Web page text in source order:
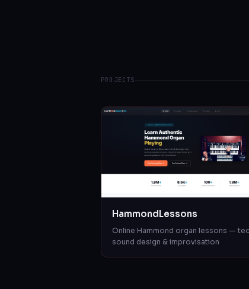
PROJECTS
HammondLessons
Online Hammond organ lessons —
sound design & improvisation